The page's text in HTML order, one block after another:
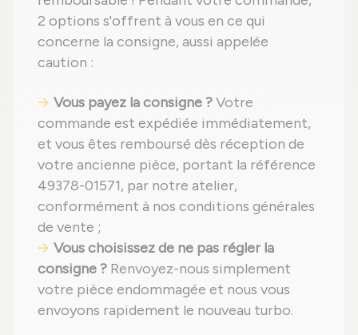
2 options s'offrent à vous en ce qui
concerne la consigne, aussi appelée
caution :
Vous payez la consigne ?Votre
commande est expédiée immédiatement,
et vous êtes remboursé dès réception de
votre ancienne pièce, portant la référence
49378-01571, par notre atelier,
conformément à nos conditions générales
de vente ;
Vous choisissez de ne pas régler la
consigne ? Renvoyez-nous simplement
votre pièce endommagée et nous vous
envoyons rapidement le nouveau turbo.